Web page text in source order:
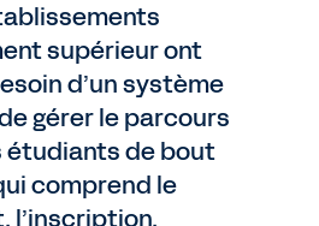
supérieur ont
d’un système
gérer le parcours
de bout
comprend le
l’inscription,